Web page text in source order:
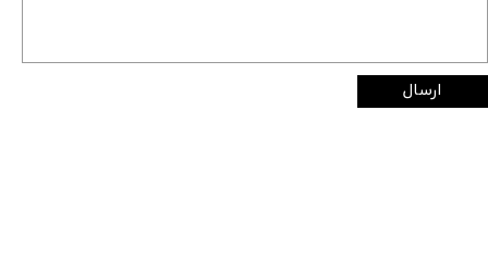
ارسال